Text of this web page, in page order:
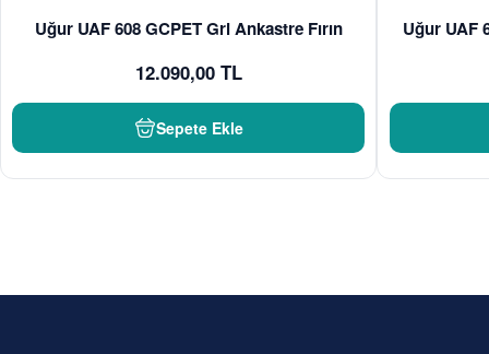
Uğur UAF 608 GCPET Gri Ankastre Fırın
12.090,00 TL
Sepete Ekle
Uğur UAF